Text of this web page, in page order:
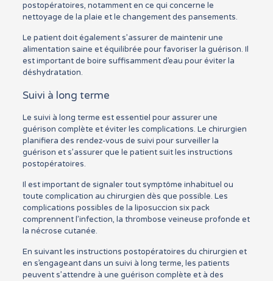
postopératoires, notamment en ce qui concerne le
nettoyage de la plaie et le changement des pansements.
Le patient doit également s’assurer de maintenir une
alimentation saine et équilibrée pour favoriser la guérison. Il
est important de boire suffisamment d’eau pour éviter la
déshydratation.
Suivi à long terme
Le suivi à long terme est essentiel pour assurer une
guérison complète et éviter les complications. Le chirurgien
planifiera des rendez-vous de suivi pour surveiller la
guérison et s’assurer que le patient suit les instructions
postopératoires.
Il est important de signaler tout symptôme inhabituel ou
toute complication au chirurgien dès que possible. Les
complications possibles de la liposuccion six pack
comprennent l’infection, la thrombose veineuse profonde et
la nécrose cutanée.
En suivant les instructions postopératoires du chirurgien et
en s’engageant dans un suivi à long terme, les patients
peuvent s’attendre à une guérison complète et à des